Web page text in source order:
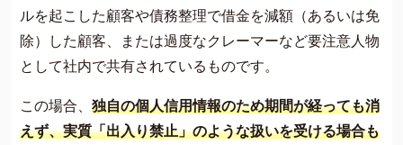
ルを起こした顧客や債務整理で借金を減額（あるいは免
除）した顧客、または過度なクレーマーなど要注意人物
として社内で共有されているものです。
この場合、 独自の個人信用情報のため期間が経っても消
えず、実質「出入り禁止」のような扱いを受ける場合も